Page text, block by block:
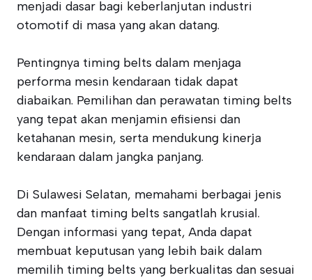
menjadi dasar bagi keberlanjutan industri
otomotif di masa yang akan datang.
Pentingnya timing belts dalam menjaga
performa mesin kendaraan tidak dapat
diabaikan. Pemilihan dan perawatan timing belts
yang tepat akan menjamin efisiensi dan
ketahanan mesin, serta mendukung kinerja
kendaraan dalam jangka panjang.
Di Sulawesi Selatan, memahami berbagai jenis
dan manfaat timing belts sangatlah krusial.
Dengan informasi yang tepat, Anda dapat
membuat keputusan yang lebih baik dalam
memilih timing belts yang berkualitas dan sesuai